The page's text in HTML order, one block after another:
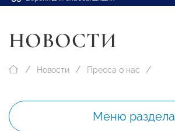
НОВОСТИ
Новости Пресса о нас
Меню раздела